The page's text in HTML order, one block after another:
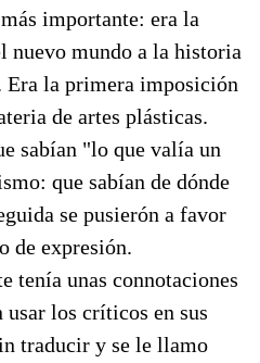
importante: era la
nuevo mundo a la historia
la primera imposición
de artes plásticas.
sabían "lo que valía un
que sabían de dónde
se pusierón a favor
de expresión.
tenía unas connotaciones
los críticos en sus
traducir y se le llamo